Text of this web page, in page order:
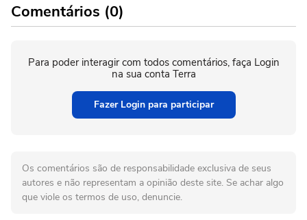
Comentários (0)
Para poder interagir com todos comentários, faça Login
na sua conta Terra
Fazer Login para participar
Os comentários são de responsabilidade exclusiva de seus
autores e não representam a opinião deste site. Se achar algo
que viole os termos de uso, denuncie.